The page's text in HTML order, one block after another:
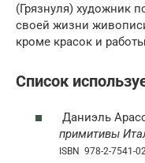
(Грязнуля) художник
своей жизни
кроме красок и
Список
Даниэль
примитивы
ISBN 978-2-7541-